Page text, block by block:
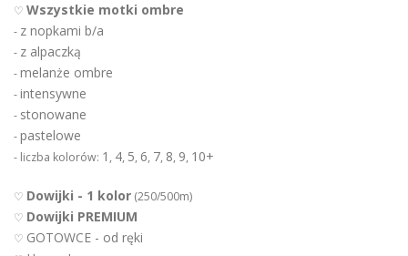
♡ Wszystkie motki ombre
- z nopkami b/a
- z alpaczką
-melanże ombre
-intensywne
- stonowane
-pastelowe
- liczba kolorów: 1 , 4, 5, 6, 7, 8, 9, 10+
♡ Dowijki - 1 kolor (250/500m)
♡ Dowijki PREMIUM
♡ GOTOWCE - od ręki